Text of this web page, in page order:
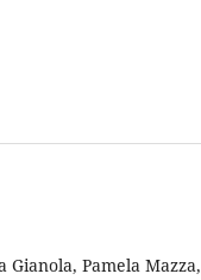
Pamela Mazza,